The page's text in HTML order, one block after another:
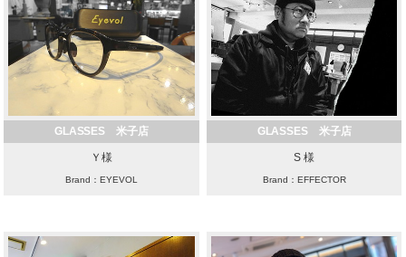
GLASSES 米子店
Ｙ様
Brand：EYEVOL
GLASSES 米子店
S 様
Brand：EFFECTOR